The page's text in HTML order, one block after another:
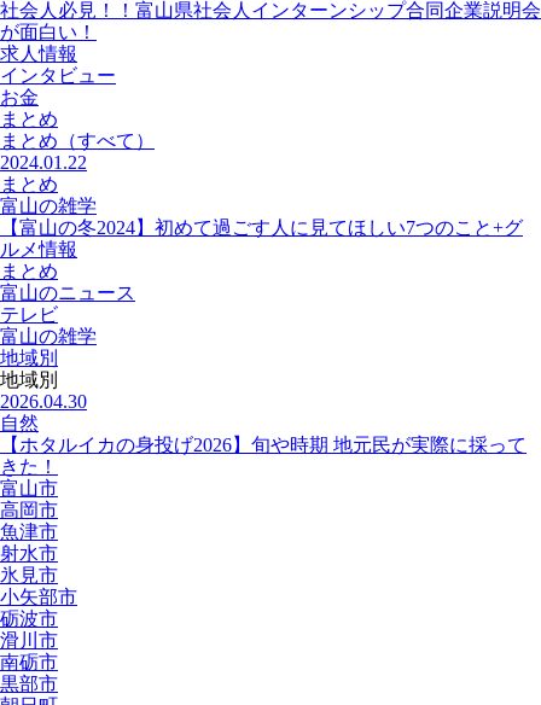
社会人必見！！富山県社会人インターンシップ合同企業説明会
が面白い！
求人情報
インタビュー
お金
まとめ
まとめ （すべて）
2024.01.22
まとめ
富山の雑学
【富山の冬2024】初めて過ごす人に見てほしい7つのこと+グ
ルメ情報
まとめ
富山のニュース
テレビ
富山の雑学
地域別
地域別
2026.04.30
自然
【ホタルイカの身投げ2026】旬や時期 地元民が実際に採って
きた！
富山市
高岡市
魚津市
射水市
氷見市
小矢部市
砺波市
滑川市
南砺市
黒部市